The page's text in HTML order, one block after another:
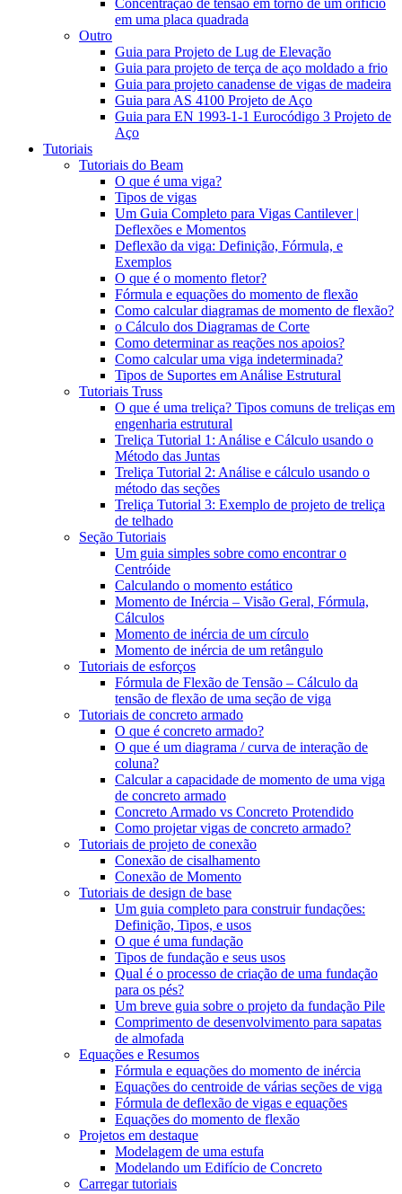
Concentração de tensão em torno de um orifício
em uma placa quadrada
Outro
Guia para Projeto de Lug de Elevação
Guia para projeto de terça de aço moldado a frio
Guia para projeto canadense de vigas de madeira
Guia para AS 4100 Projeto de Aço
Guia para EN 1993-1-1 Eurocódigo 3 Projeto de
Aço
Tutoriais
Tutoriais do Beam
O que é uma viga?
Tipos de vigas
Um Guia Completo para Vigas Cantilever |
Deflexões e Momentos
Deflexão da viga: Definição, Fórmula, e
Exemplos
O que é o momento fletor?
Fórmula e equações do momento de flexão
Como calcular diagramas de momento de flexão?
o Cálculo dos Diagramas de Corte
Como determinar as reações nos apoios?
Como calcular uma viga indeterminada?
Tipos de Suportes em Análise Estrutural
Tutoriais Truss
O que é uma treliça? Tipos comuns de treliças em
engenharia estrutural
Treliça Tutorial 1: Análise e Cálculo usando o
Método das Juntas
Treliça Tutorial 2: Análise e cálculo usando o
método das seções
Treliça Tutorial 3: Exemplo de projeto de treliça
de telhado
Seção Tutoriais
Um guia simples sobre como encontrar o
Centróide
Calculando o momento estático
Momento de Inércia – Visão Geral, Fórmula,
Cálculos
Momento de inércia de um círculo
Momento de inércia de um retângulo
Tutoriais de esforços
Fórmula de Flexão de Tensão – Cálculo da
tensão de flexão de uma seção de viga
Tutoriais de concreto armado
O que é concreto armado?
O que é um diagrama / curva de interação de
coluna?
Calcular a capacidade de momento de uma viga
de concreto armado
Concreto Armado vs Concreto Protendido
Como projetar vigas de concreto armado?
Tutoriais de projeto de conexão
Conexão de cisalhamento
Conexão de Momento
Tutoriais de design de base
Um guia completo para construir fundações:
Definição, Tipos, e usos
O que é uma fundação
Tipos de fundação e seus usos
Qual é o processo de criação de uma fundação
para os pés?
Um breve guia sobre o projeto da fundação Pile
Comprimento de desenvolvimento para sapatas
de almofada
Equações e Resumos
Fórmula e equações do momento de inércia
Equações do centroide de várias seções de viga
Fórmula de deflexão de vigas e equações
Equações do momento de flexão
Projetos em destaque
Modelagem de uma estufa
Modelando um Edifício de Concreto
Carregar tutoriais